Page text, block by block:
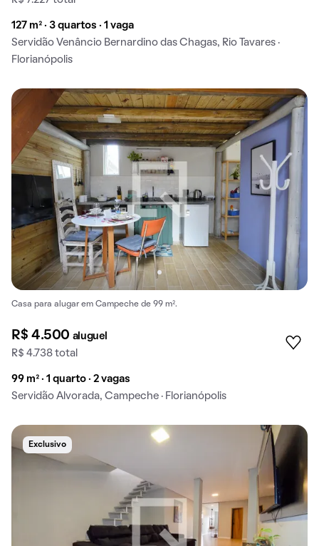
127 m² · 3 quartos · 1 vaga
Servidão Venâncio Bernardino das Chagas, Rio Tavares ·
Florianópolis
Casa para alugar em Campeche de 99 m².
R$ 4.500 aluguel
R$ 4.738 total
99 m² · 1 quarto · 2 vagas
Servidão Alvorada, Campeche · Florianópolis
Exclusivo